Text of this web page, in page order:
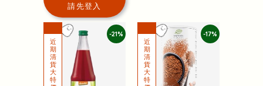
請先登入
-21% -17%